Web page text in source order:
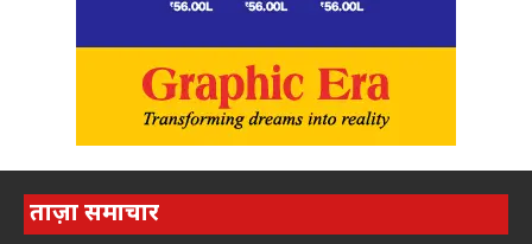
ताज़ा समाचार